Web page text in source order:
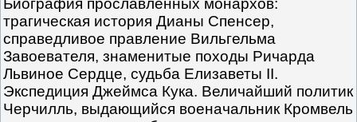
Биография прославленных монархов:
трагическая история Дианы Спенсер,
справедливое правление Вильгельма
Завоевателя, знаменитые походы Ричарда
Львиное Сердце, судьба Елизаветы II.
Экспедиция Джеймса Кука. Величайший политик
Черчилль, выдающийся военачальник Кромвель